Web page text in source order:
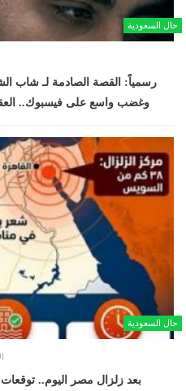
حال السعودية
رسمياً: القصة الصادمة لـ شاب
وغضب واسع على فيسبوك.. العقوبة قد
حال السعودية